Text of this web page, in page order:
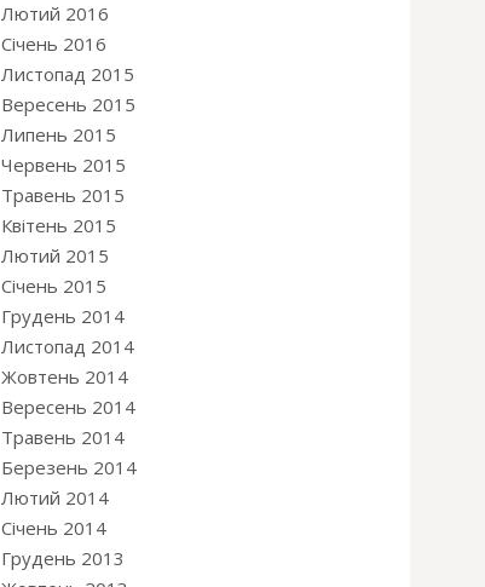
Лютий 2016
Січень 2016
Листопад 2015
Вересень 2015
Липень 2015
Червень 2015
Травень 2015
Квітень 2015
Лютий 2015
Січень 2015
Грудень 2014
Листопад 2014
Жовтень 2014
Вересень 2014
Травень 2014
Березень 2014
Лютий 2014
Січень 2014
Грудень 2013